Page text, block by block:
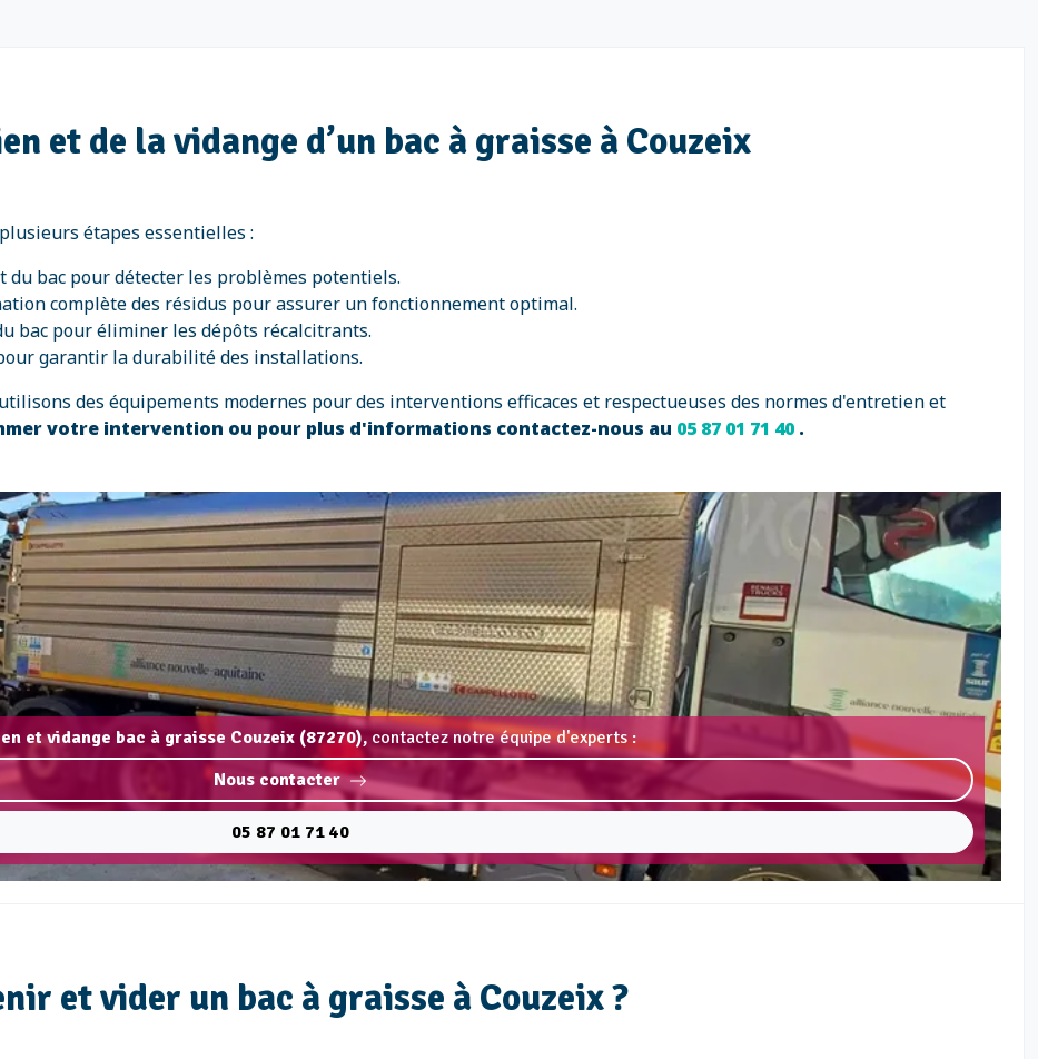
et de la vidange d’un bac à graisse à Couzeix
étapes essentielles :
du bac pour détecter les problèmes potentiels.
complète des résidus pour assurer un fonctionnement optimal.
bac pour éliminer les dépôts récalcitrants.
garantir la durabilité des installations.
des équipements modernes pour des interventions efficaces et respectueuses des normes d'entretien et
votre intervention ou pour plus d'informations contactez-nous au 05 87 01 71 40.
et vidange bac à graisse Couzeix (87270), contactez notre équipe d'experts :
Nous contacter
05 87 01 71 40
et vider un bac à graisse à Couzeix ?